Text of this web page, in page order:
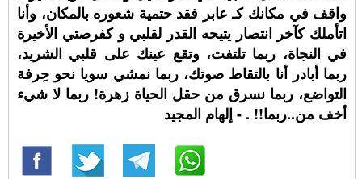
واقف في مكانك كـ عابر فقد حتمية شعوره بالمكان، وأنا
اتأملك كآخر انتصار يتيحه القدر لقلبي و كفرصتي الأخيرة
في النجاة، ربما تلتفت، وتقع عينك على قلبي الشريد،
ربما أبادر أنا بالتقاط صوتك، ربما نمشي سويا نحو حِرفة
التواضع، ربما نسرق من حقل الحياة زهرة! ربما لا شيء
أخف من..ربما!! ⁧. - إلهام المجيد